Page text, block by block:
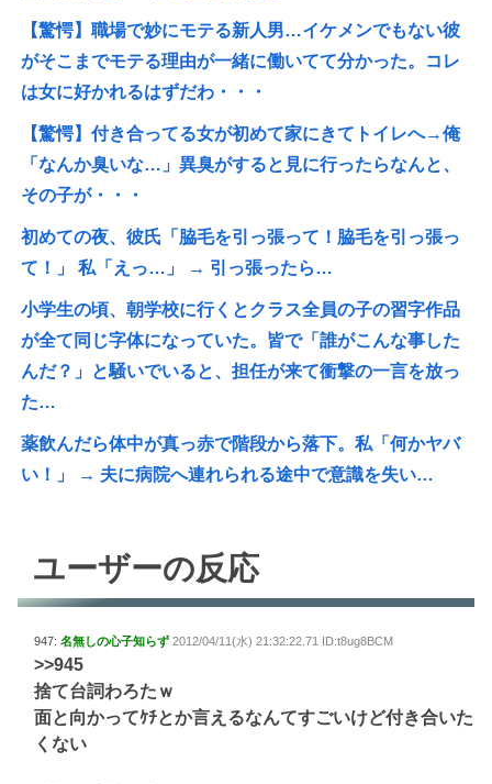
【驚愕】職場で妙にモテる新人男…イケメンでもない彼
がそこまでモテる理由が一緒に働いてて分かった。コレ
は女に好かれるはずだわ・・・
【驚愕】付き合ってる女が初めて家にきてトイレへ→俺
「なんか臭いな…」異臭がすると見に行ったらなんと、
その子が・・・
初めての夜、彼氏「脇毛を引っ張って！脇毛を引っ張っ
て！」 私「えっ…」 → 引っ張ったら…
小学生の頃、朝学校に行くとクラス全員の子の習字作品
が全て同じ字体になっていた。皆で「誰がこんな事した
んだ？」と騒いでいると、担任が来て衝撃の一言を放っ
た…
薬飲んだら体中が真っ赤で階段から落下。私「何かヤバ
い！」 → 夫に病院へ連れられる途中で意識を失い…
ユーザーの反応
947: 名無しの心子知らず 2012/04/11(水) 21:32:22.71 ID:t8ug8BCM
>>945
捨て台詞わろたｗ
面と向かってｹﾁとか言えるなんてすごいけど付き合いた
くない